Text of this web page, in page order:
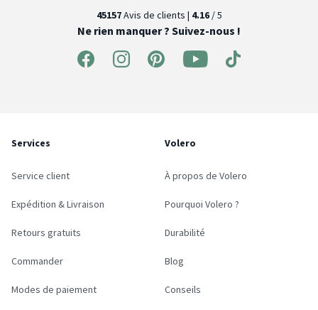
45157Avis de clients | 4.16/ 5
Ne rien manquer ? Suivez-nous !
Services
Service client
Expédition & Livraison
Retours gratuits
Commander
Modes de paiement
Volero
À propos de Volero
Pourquoi Volero ?
Durabilité
Blog
Conseils